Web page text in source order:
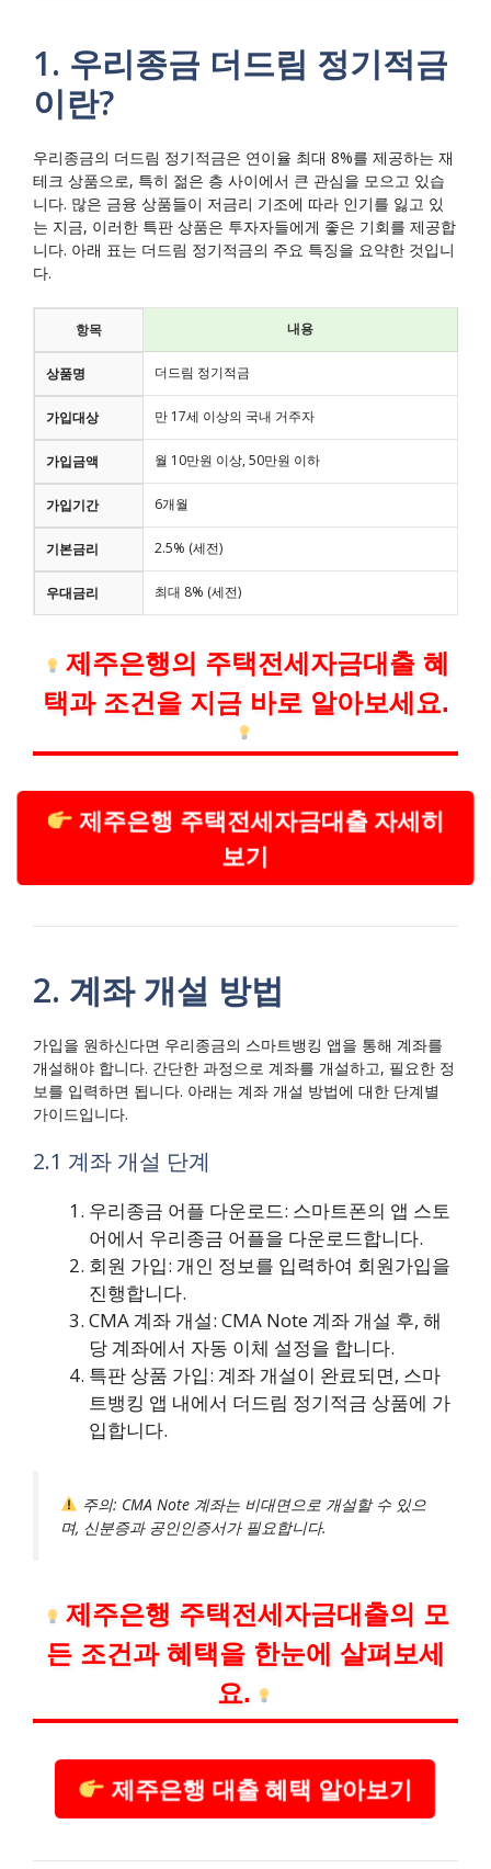
1. 우리종금 더드림 정기적금
이란?
우리종금의 더드림 정기적금은 연이율 최대 8%를 제공하는 재
테크 상품으로, 특히 젊은 층 사이에서 큰 관심을 모으고 있습
니다. 많은 금융 상품들이 저금리 기조에 따라 인기를 잃고 있
는 지금, 이러한 특판 상품은 투자자들에게 좋은 기회를 제공합
니다. 아래 표는 더드림 정기적금의 주요 특징을 요약한 것입니
다.
항목 내용
상품명 더드림 정기적금
가입대상 만 17세 이상의 국내 거주자
가입금액 월 10만원 이상, 50만원 이하
가입기간 6개월
기본금리 2.5% (세전)
우대금리 최대 8% (세전)
제주은행의 주택전세자금대출 혜
택과 조건을 지금 바로 알아보세요.
제주은행 주택전세자금대출 자세히
보기
2. 계좌 개설 방법
가입을 원하신다면 우리종금의 스마트뱅킹 앱을 통해 계좌를
개설해야 합니다. 간단한 과정으로 계좌를 개설하고, 필요한 정
보를 입력하면 됩니다. 아래는 계좌 개설 방법에 대한 단계별
가이드입니다.
2.1 계좌 개설 단계
우리종금 어플 다운로드: 스마트폰의 앱 스토
어에서 우리종금 어플을 다운로드합니다.
회원 가입: 개인 정보를 입력하여 회원가입을
진행합니다.
CMA 계좌 개설: CMA Note 계좌 개설 후, 해
당 계좌에서 자동 이체 설정을 합니다.
특판 상품 가입: 계좌 개설이 완료되면, 스마
트뱅킹 앱 내에서 더드림 정기적금 상품에 가
입합니다.
주의: CMA Note 계좌는 비대면으로 개설할 수 있으
며, 신분증과 공인인증서가 필요합니다.
제주은행 주택전세자금대출의 모
든 조건과 혜택을 한눈에 살펴보세
요.
제주은행 대출 혜택 알아보기